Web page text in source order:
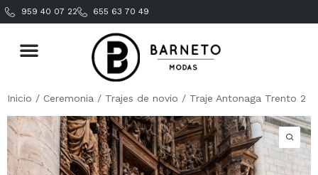
959 40 07 22 655 63 70 49
Inicio / Ceremonia / Trajes de novio / Traje Antonaga Trento 2